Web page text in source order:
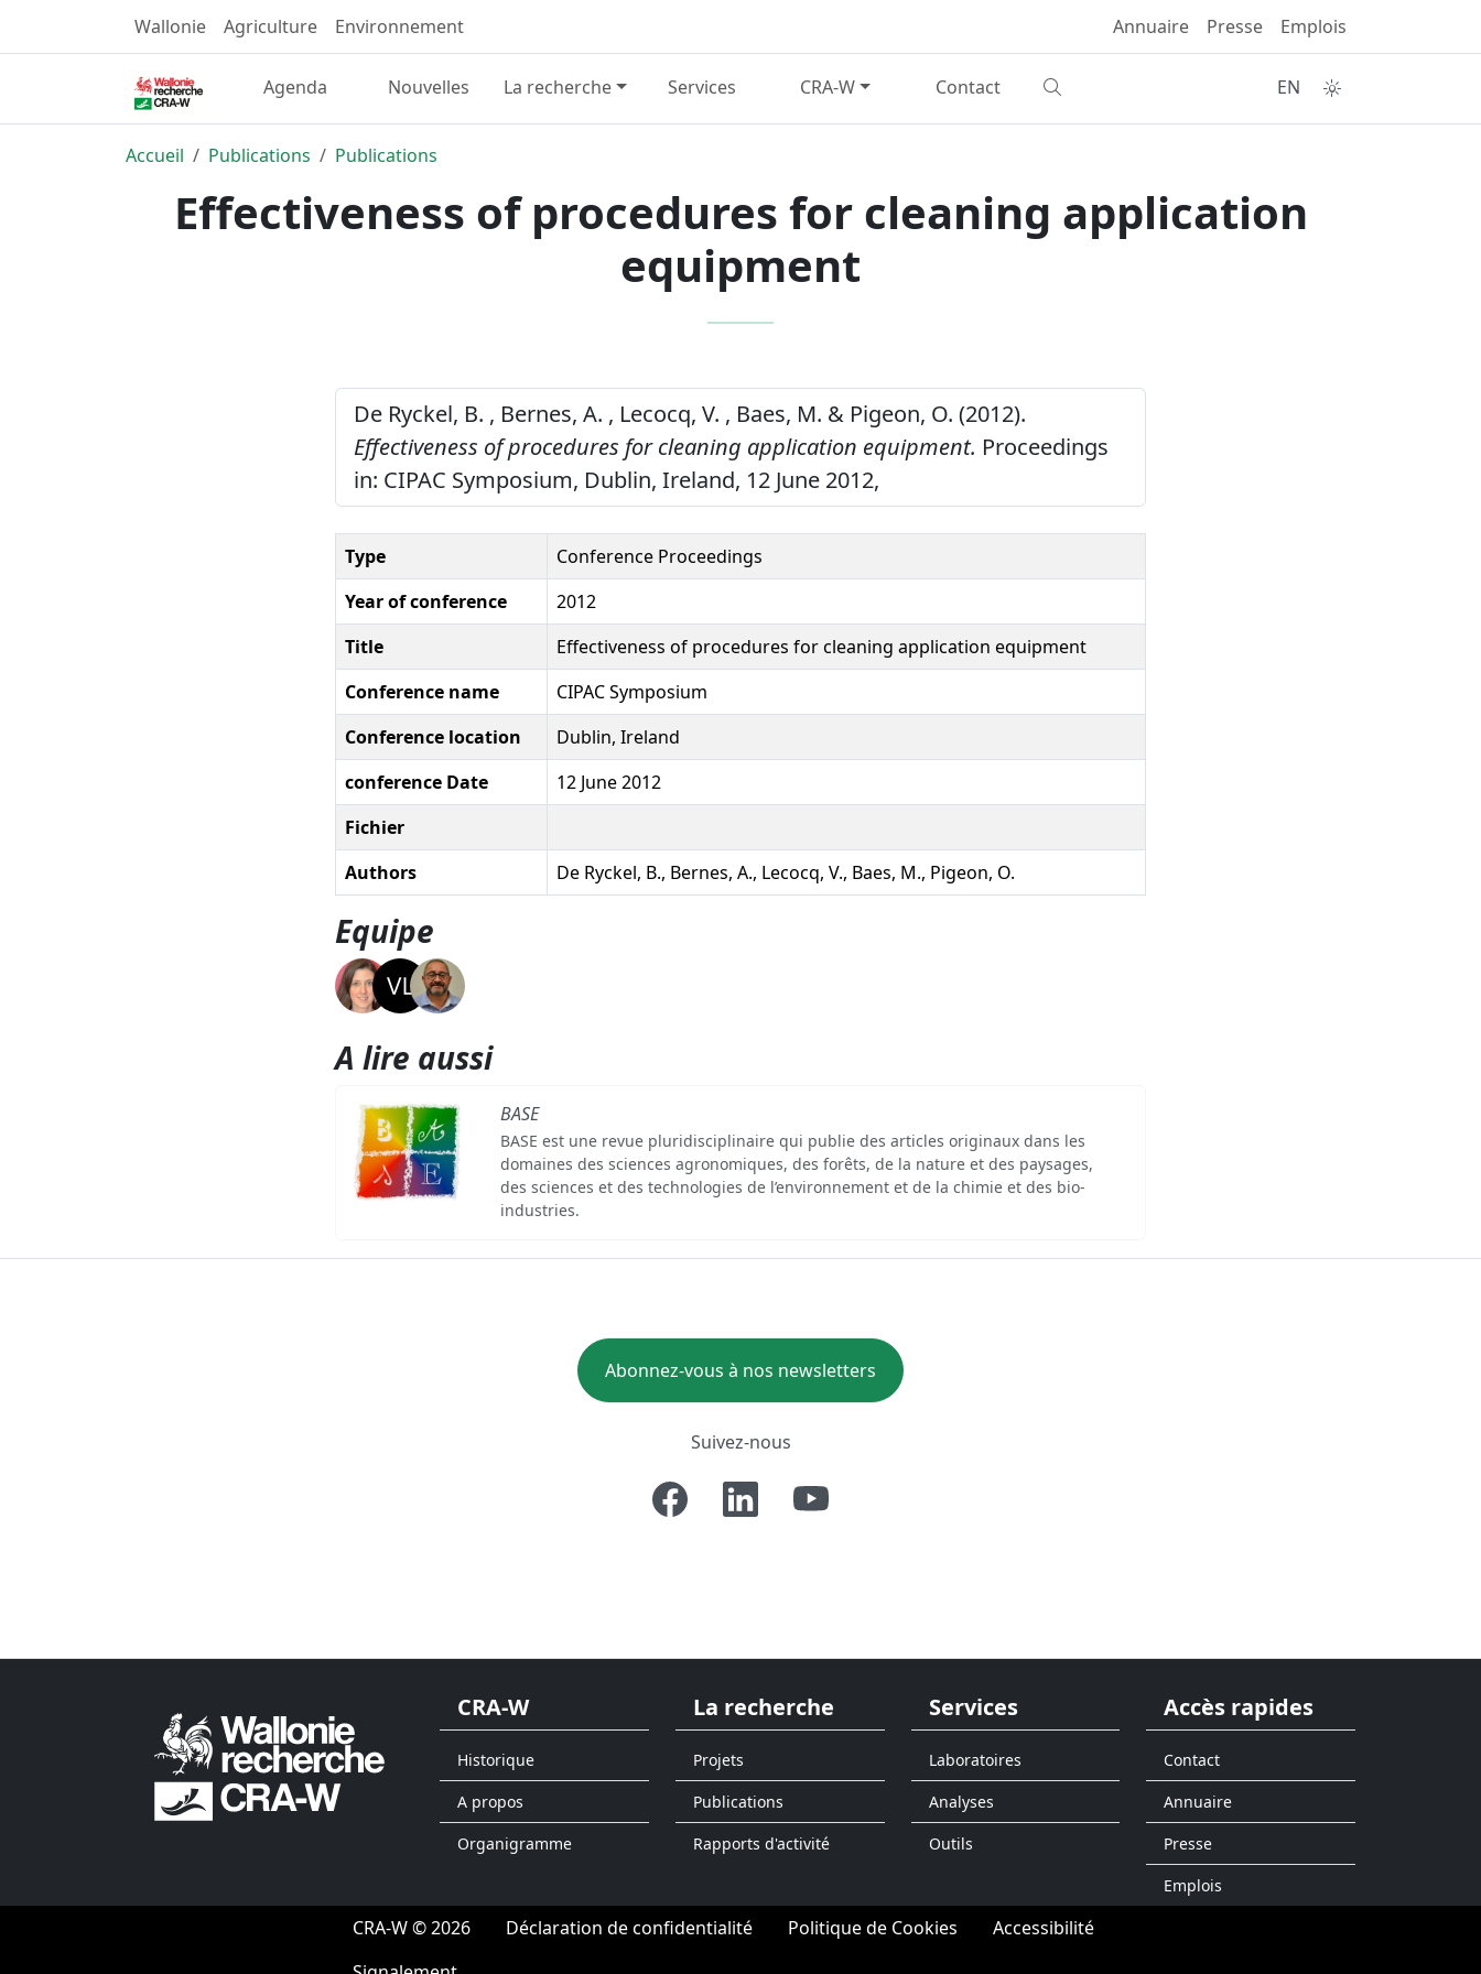
Wallonie Agriculture Environnement Annuaire Presse Emplois
Agenda Nouvelles La recherche Services CRA-W Contact EN
Accueil Publications Publications
Effectiveness of procedures for cleaning application
equipment
De Ryckel, B. , Bernes, A. , Lecocq, V. , Baes, M. & Pigeon, O. (2012).
Effectiveness of procedures for cleaning application equipment. Proceedings
in: CIPAC Symposium, Dublin, Ireland, 12 June 2012,
Type
Conference Proceedings
Year of conference
2012
Title
Effectiveness of procedures for cleaning application equipment
Conference name
CIPAC Symposium
Conference location
Dublin, Ireland
conference Date
12 June 2012
Fichier
Authors
De Ryckel, B., Bernes, A., Lecocq, V., Baes, M., Pigeon, O.
Equipe
A lire aussi
BASE
BASE est une revue pluridisciplinaire qui publie des articles originaux dans les
domaines des sciences agronomiques, des forêts, de la nature et des paysages,
des sciences et des technologies de l’environnement et de la chimie et des bio-
industries.
Abonnez-vous à nos newsletters
Suivez-nous
CRA-W
Historique
A propos
Organigramme
La recherche
Projets
Publications
Rapports d'activité
Services
Laboratoires
Analyses
Outils
Accès rapides
Contact
Annuaire
Presse
Emplois
CRA-W © 2026 Déclaration de confidentialité Politique de Cookies
Accessibilité